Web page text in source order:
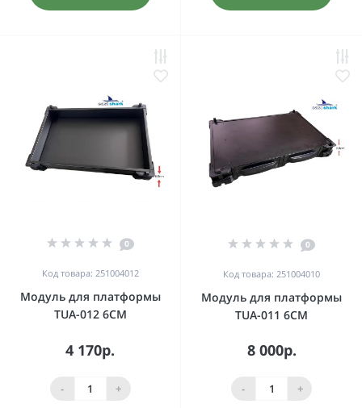
0
Код товара: 251004012
Модуль для платформы
TUA-012 6CM
4 170р.
- +
0
Код товара: 251004010
Модуль для платформы
TUA-011 6CM
8 000р.
- +